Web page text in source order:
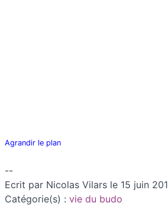
Agrandir le plan
--
Ecrit par Nicolas Vilars le 15 juin
Catégorie(s) : vie du budo